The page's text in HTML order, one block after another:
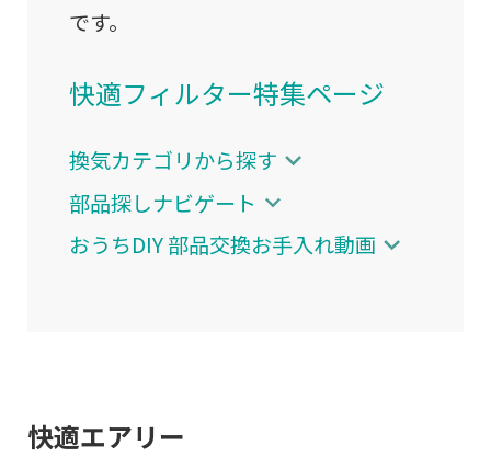
です。
快適フィルター特集ページ
換気カテゴリから探す
部品探しナビゲート
おうちDIY 部品交換お手入れ動画
快適エアリー